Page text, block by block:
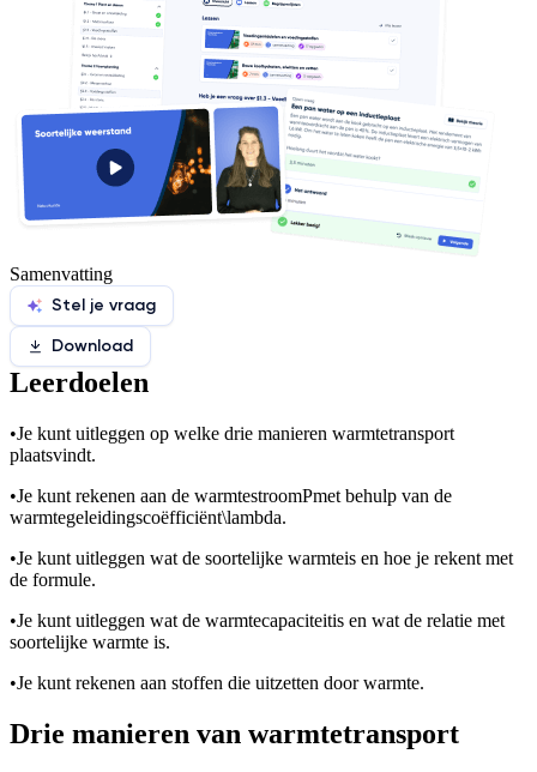
Samenvatting
Stel je vraag
Download
Leerdoelen
•Je kunt uitleggen op welke drie manieren warmtetransport
plaatsvindt.
•Je kunt rekenen aan de warmtestroomPmet behulp van de
warmtegeleidingscoëfficiënt\lambda.
•Je kunt uitleggen wat de soortelijke warmteis en hoe je rekent met
de formule.
•Je kunt uitleggen wat de warmtecapaciteitis en wat de relatie met
soortelijke warmte is.
•Je kunt rekenen aan stoffen die uitzetten door warmte.
Drie manieren van warmtetransport